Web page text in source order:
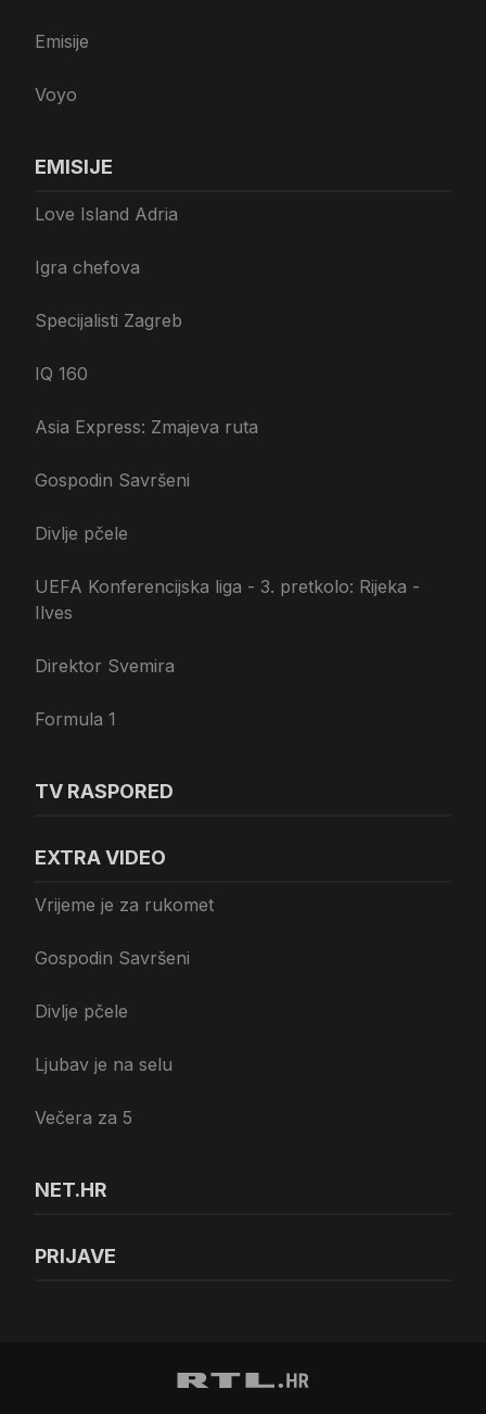
Emisije
Voyo
EMISIJE
Love Island Adria
Igra chefova
Specijalisti Zagreb
IQ 160
Asia Express: Zmajeva ruta
Gospodin Savršeni
Divlje pčele
UEFA Konferencijska liga - 3. pretkolo: Rijeka -
Ilves
Direktor Svemira
Formula 1
TV RASPORED
EXTRA VIDEO
Vrijeme je za rukomet
Gospodin Savršeni
Divlje pčele
Ljubav je na selu
Večera za 5
NET.HR
PRIJAVE